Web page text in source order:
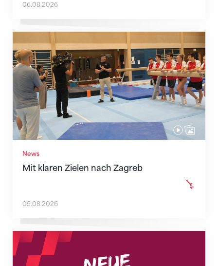
06.08.2026
News
Mit klaren Zielen nach Zagreb
Mit klaren Zielen nach Zagreb
05.08.2026
Neue Empfangszeiten ab 1. August 2026